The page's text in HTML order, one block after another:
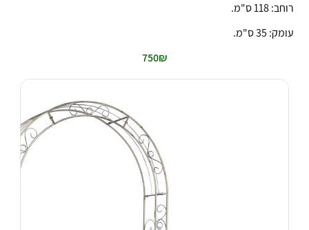
רוחב: 118 ס"מ.
עומק: 35 ס"מ.
750₪